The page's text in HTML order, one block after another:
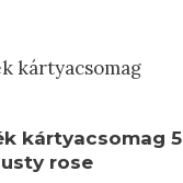
kártyacsomag 5
rose